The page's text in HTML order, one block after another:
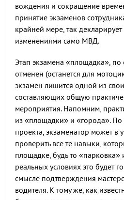
вождения и сокращение
принятие экзаменов
крайней мере, так декларирует
изменениями само МВД.
Этап экзамена «площадка», по
отменен (останется для
экзамен лишится одной из
составляющих общую
мероприятия. Напомним,
из «площадки» и «города». По
проекта, экзаменатор может в
проверить все те навыки,
площадке, будь то «парковка»
реальных условиях это будет
смысле подтверждения
водителя. К тому же, как